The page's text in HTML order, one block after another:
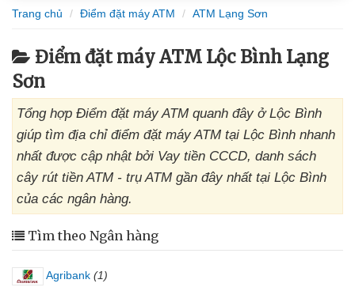
Trang chủ Điểm đặt máy ATM ATM Lạng Sơn
Điểm đặt máy ATM Lộc Bình Lạng
Sơn
Tổng hợp Điểm đặt máy ATM quanh đây ở Lộc Bình
giúp tìm địa chỉ điểm đặt máy ATM tại Lộc Bình nhanh
nhất được cập nhật bởi Vay tiền CCCD, danh sách
cây rút tiền ATM - trụ ATM gần đây nhất tại Lộc Bình
của các ngân hàng.
Tìm theo Ngân hàng
Agribank (1)